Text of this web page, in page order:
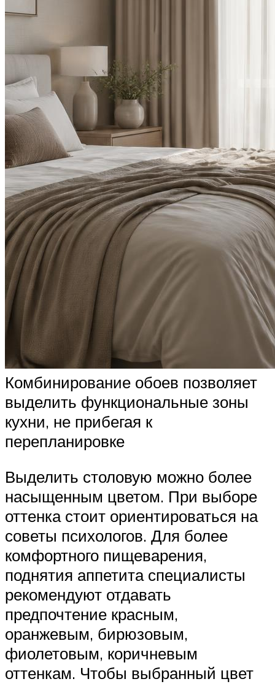
Комбинирование обоев позволяет
выделить функциональные зоны
кухни, не прибегая к
перепланировке
Выделить столовую можно более
насыщенным цветом. При выборе
оттенка стоит ориентироваться на
советы психологов. Для более
комфортного пищеварения,
поднятия аппетита специалисты
рекомендуют отдавать
предпочтение красным,
оранжевым, бирюзовым,
фиолетовым, коричневым
оттенкам. Чтобы выбранный цвет